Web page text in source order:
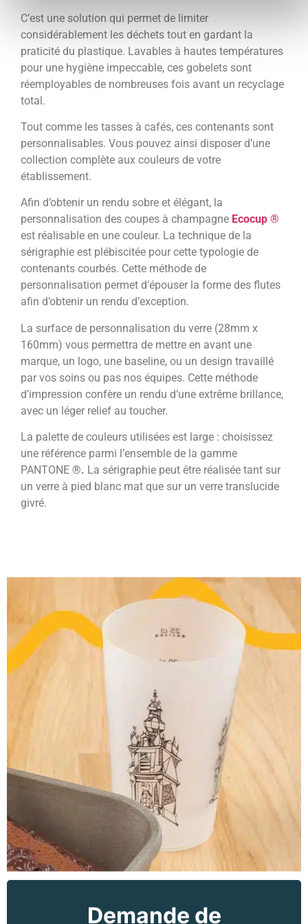
C’est une solution qui permet de limiter
considérablement les déchets tout en gardant la
praticité du plastique. Lavables à hautes températures
pour une hygiène impeccable, ces gobelets sont
réemployables de nombreuses fois avant un recyclage
total.
Tout comme les tasses à cafés, ces contenants sont
personnalisables. Vous pouvez ainsi disposer d’une
collection complète aux couleurs de votre
établissement.
Afin d’obtenir un rendu sobre et élégant, la
personnalisation des coupes à champagne Ecocup ®
est réalisable en une couleur. La technique de la
sérigraphie est plébiscitée pour cette typologie de
contenants courbés. Cette méthode de
personnalisation permet d’épouser la forme des flutes
afin d’obtenir un rendu d’exception.
La surface de personnalisation du verre (28mm x
160mm) vous permettra de mettre en avant une
marque, un logo, une baseline, ou un design travaillé
par vos soins ou pas nos équipes. Cette méthode
d’impression confère un rendu d’une extrême brillance,
avec un léger relief au toucher.
La palette de couleurs utilisées est large : choisissez
une référence parmi l’ensemble de la gamme
PANTONE ®. La sérigraphie peut être réalisée tant sur
un verre à pied blanc mat que sur un verre translucide
givré.
Demande de